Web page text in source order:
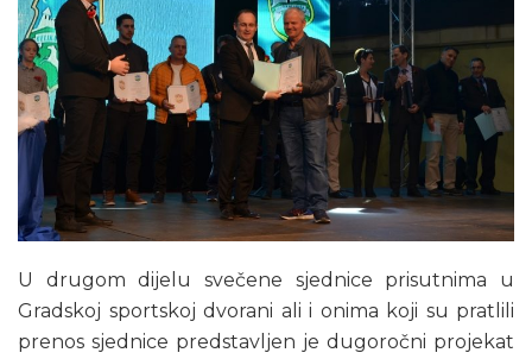
U drugom dijelu svečene sjednice prisutnima u
Gradskoj sportskoj dvorani ali i onima koji su pratlili
prenos sjednice predstavljen je dugoročni projekat